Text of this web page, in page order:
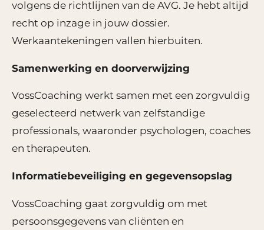
volgens de richtlijnen van de AVG. Je hebt altijd
recht op inzage in jouw dossier.
Werkaantekeningen vallen hierbuiten.
Samenwerking en doorverwijzing
VossCoaching werkt samen met een zorgvuldig
geselecteerd netwerk van zelfstandige
professionals, waaronder psychologen, coaches
en therapeuten.
Informatiebeveiliging en gegevensopslag
VossCoaching gaat zorgvuldig om met
persoonsgegevens van cliënten en